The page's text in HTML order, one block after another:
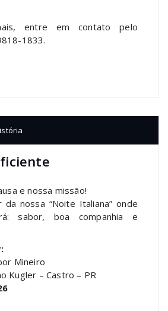
entre em contato pelo
1833.
e nossa missão!
da nossa “Noite Italiana” onde
sabor, boa companhia e
Mineiro
Kugler – Castro – PR